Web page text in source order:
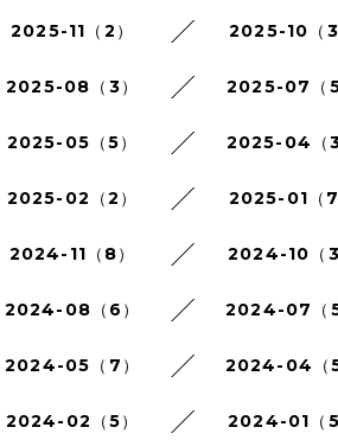
2025-11（2） 2025-10（3
2025-08（3） 2025-07（5
2025-05（5） 2025-04（3
2025-02（2） 2025-01（7
2024-11（8） 2024-10（3
2024-08（6） 2024-07（5
2024-05（7） 2024-04（5
2024-02（5） 2024-01（5